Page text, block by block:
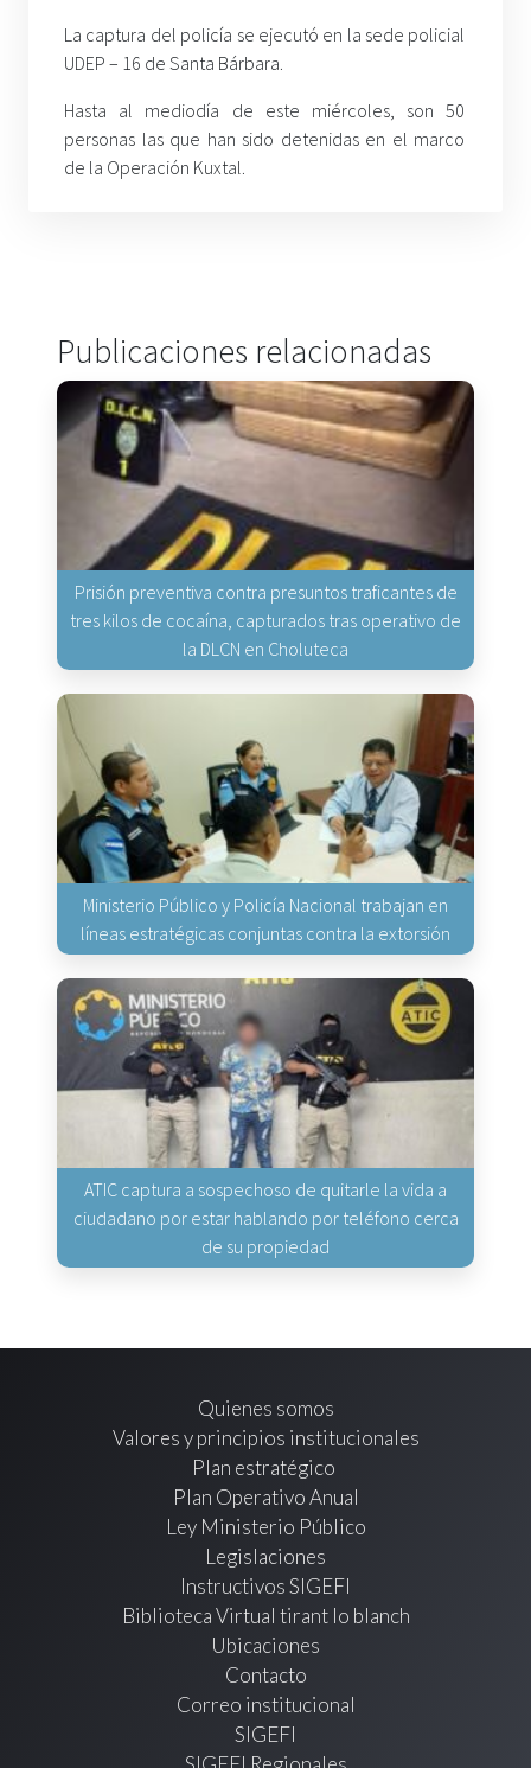
La captura del policía se ejecutó en la sede policial
UDEP – 16 de Santa Bárbara.
Hasta al mediodía de este miércoles, son 50
personas las que han sido detenidas en el marco
de la Operación Kuxtal.
Publicaciones relacionadas
Prisión preventiva contra presuntos traficantes de
tres kilos de cocaína, capturados tras operativo de
la DLCN en Choluteca
Ministerio Público y Policía Nacional trabajan en
líneas estratégicas conjuntas contra la extorsión
ATIC captura a sospechoso de quitarle la vida a
ciudadano por estar hablando por teléfono cerca
de su propiedad
Quienes somos
Valores y principios institucionales
Plan estratégico
Plan Operativo Anual
Ley Ministerio Público
Legislaciones
Instructivos SIGEFI
Biblioteca Virtual tirant lo blanch
Ubicaciones
Contacto
Correo institucional
SIGEFI